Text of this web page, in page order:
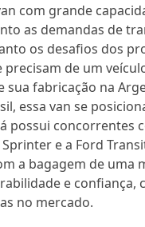
com grande
as demandas de
os desafios dos
de um
sua fabricação na
essa van se
possui concorrentes
e a Ford
a bagagem de uma
e confiança,
no mercado.